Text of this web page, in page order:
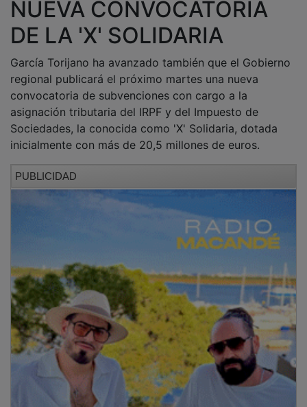
La consejera ha explicado que esta convocatoria
permitirá financiar proyectos de entidades del Tercer
Sector Social en ocho grandes ámbitos: inclusión
social, infancia y familia, personas mayores,
discapacidad, juventud, igualdad, atención a personas
en situación de especial vulnerabilidad y promoción
del voluntariado.
Asimismo, ha destacado que el Gobierno regional
adelanta de nuevo esta convocatoria para que las
entidades puedan planificar mejor, evitar
interrupciones entre anualidades y contar con mayor
certidumbre en el desarrollo de sus proyectos.